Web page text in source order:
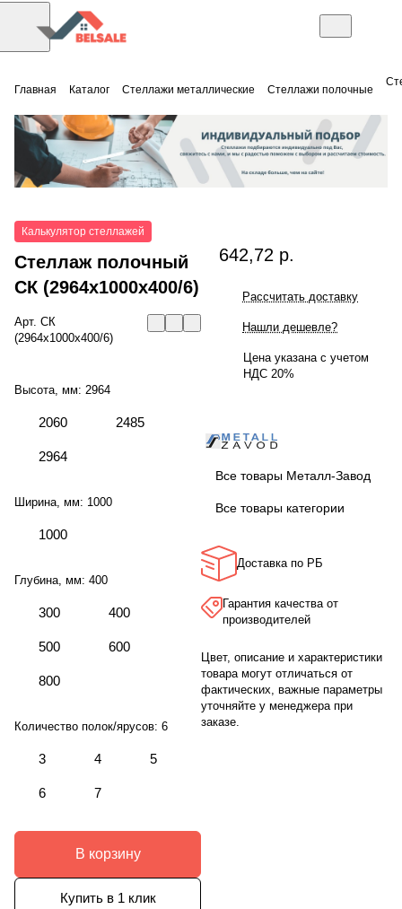
Главная Каталог Стеллажи металлические Стеллажи полочные
Калькулятор стеллажей
Стеллаж полочный
СК (2964x1000x400/6)
Арт. СК
(2964x1000x400/6)
Высота, мм: 2964
2060 2485
2964
Ширина, мм: 1000
1000
Глубина, мм: 400
300 400
500 600
800
Количество полок/ярусов: 6
3 4 5
6 7
В корзину
Купить в 1 клик
642,72 р.
Рассчитать доставку
Нашли дешевле?
Цена указана с учетом
НДС 20%
Все товары Металл-Завод
Все товары категории
Доставка по РБ
Гарантия качества от
производителей
Цвет, описание и характеристики
товара могут отличаться от
фактических, важные параметры
уточняйте у менеджера при
заказе.